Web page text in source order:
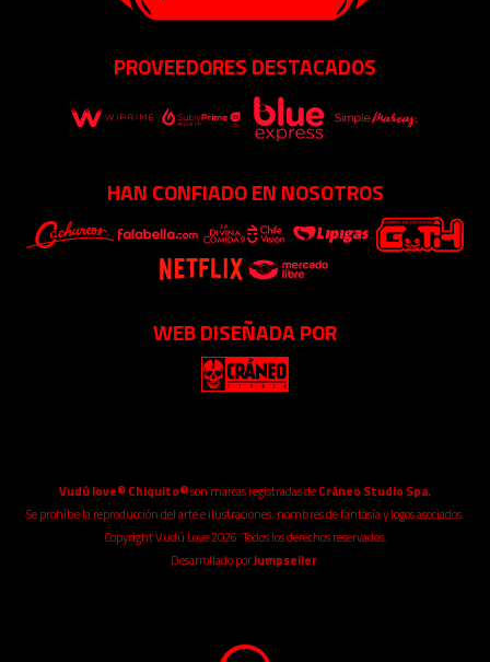
PROVEEDORES DESTACADOS
HAN CONFIADO EN NOSOTROS
WEB DISEÑADA POR
Vudú love® Chiquito®son marcas registradas deCráneo Studio Spa.
Se prohíbe la reproducción del arte e ilustraciones, nombres de fantasía y logos asociados.
Copyright Vudú Love 2026. Todos los derechos reservados.
Desarrollado porJumpseller.